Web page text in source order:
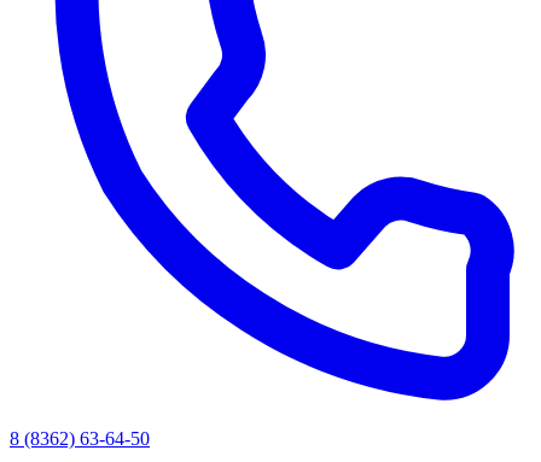
8 (8362) 63-64-50